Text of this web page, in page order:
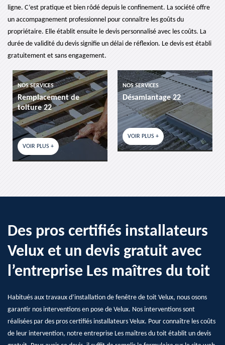
ligne. C’est pratique et bien rôdé depuis le confinement. La société offre
un accompagnement professionnel pour connaître les goûts du
propriétaire. Elle établit ensuite le devis personnalisé avec les coûts. La
durée de validité du devis signifie un délai de réflexion. Le devis est établi
gratuitement et sans engagement.
NOS SERVICES
Remplacement de
toiture 22
VOIR PLUS +
NOS SERVICES
Désamiantage 22
VOIR PLUS +
Des pros certifiés installateurs
Velux et un devis gratuit avec
l’entreprise Les maîtres du toit
Habitués aux travaux d’installation de fenêtre de toit Velux, nous osons
garantir nos interventions en pose de Velux. Nos interventions sont
réalisées par des pros certifiés installateurs Velux. Pour connaître les coûts
de leur intervention, notre entreprise Les maîtres du toit établit un devis